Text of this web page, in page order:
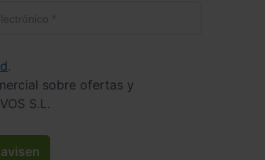
.
sobre ofertas y
S.L.